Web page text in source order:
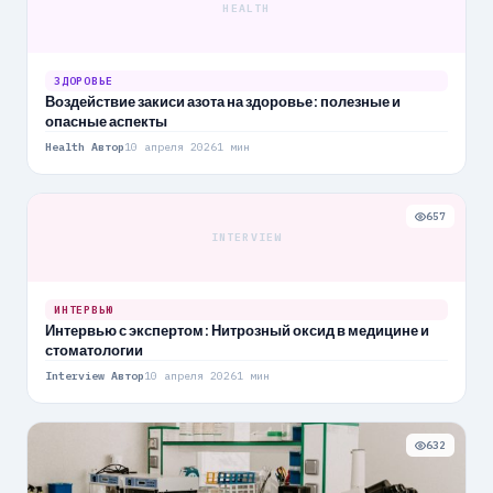
HEALTH
ЗДОРОВЬЕ
Воздействие закиси азота на здоровье: полезные и
опасные аспекты
Health Автор10 апреля 20261 мин
INTERVIEW
657
ИНТЕРВЬЮ
Интервью с экспертом: Нитрозный оксид в медицине и
стоматологии
Interview Автор10 апреля 20261 мин
632